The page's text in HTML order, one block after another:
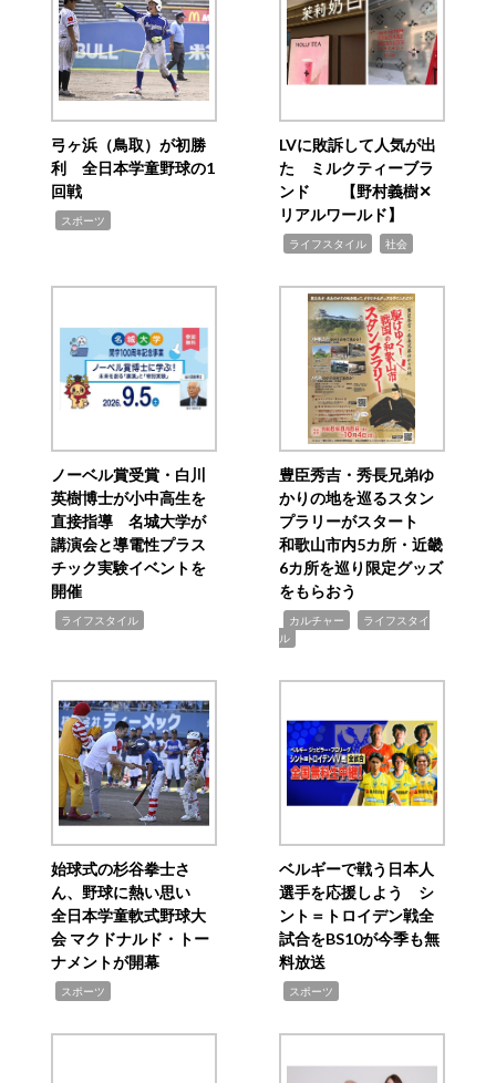
弓ヶ浜（鳥取）が初勝
利 全日本学童野球の1
回戦
スポーツ
LVに敗訴して人気が出
た ミルクティーブラ
ンド 【野村義樹✕
リアルワールド】
ライフスタイル 社会
ノーベル賞受賞・白川
英樹博士が小中高生を
直接指導 名城大学が
講演会と導電性プラス
チック実験イベントを
開催
ライフスタイル
豊臣秀吉・秀長兄弟ゆ
かりの地を巡るスタン
プラリーがスタート
和歌山市内5カ所・近畿
6カ所を巡り限定グッズ
をもらおう
カルチャー
ライフスタイ
ル
始球式の杉谷拳士さ
ん、野球に熱い思い
全日本学童軟式野球大
会 マクドナルド・トー
ナメントが開幕
スポーツ
ベルギーで戦う日本人
選手を応援しよう シ
ント＝トロイデン戦全
試合をBS10が今季も無
料放送
スポーツ